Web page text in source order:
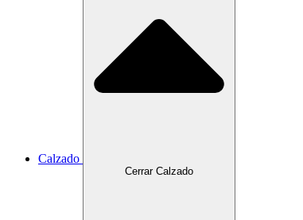
Calzado
Cerrar Calzado